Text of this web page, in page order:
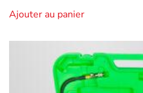
Ajouter au panier